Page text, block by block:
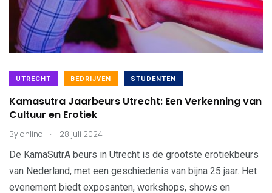
UTRECHT BEDRIJVEN STUDENTEN
Kamasutra Jaarbeurs Utrecht: Een Verkenning van
Cultuur en Erotiek
Byonlino . 28 juli 2024
De KamaSutrA beurs in Utrecht is de grootste erotiekbeurs
van Nederland, met een geschiedenis van bijna 25 jaar. Het
evenement biedt exposanten, workshops, shows en